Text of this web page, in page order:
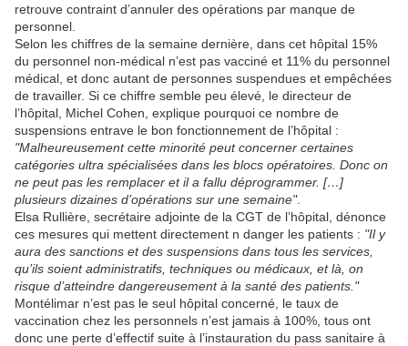
retrouve contraint d’annuler des opérations par manque de
personnel.
Selon les chiffres de la semaine dernière, dans cet hôpital 15%
du personnel non-médical n’est pas vacciné et 11% du personnel
médical, et donc autant de personnes suspendues et empêchées
de travailler. Si ce chiffre semble peu élevé, le directeur de
l’hôpital, Michel Cohen, explique pourquoi ce nombre de
suspensions entrave le bon fonctionnement de l’hôpital :
"Malheureusement cette minorité peut concerner certaines
catégories ultra spécialisées dans les blocs opératoires. Donc on
ne peut pas les remplacer et il a fallu déprogrammer. […]
plusieurs dizaines d’opérations sur une semaine".
Elsa Rullière, secrétaire adjointe de la CGT de l’hôpital, dénonce
ces mesures qui mettent directement n danger les patients : "Il y
aura des sanctions et des suspensions dans tous les services,
qu’ils soient administratifs, techniques ou médicaux, et là, on
risque d’atteindre dangereusement à la santé des patients."
Montélimar n’est pas le seul hôpital concerné, le taux de
vaccination chez les personnels n’est jamais à 100%, tous ont
donc une perte d’effectif suite à l’instauration du pass sanitaire à